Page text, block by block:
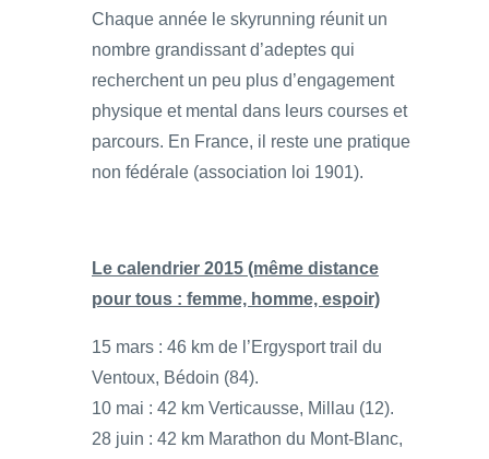
Chaque année le skyrunning réunit un
nombre grandissant d’adeptes qui
recherchent un peu plus d’engagement
physique et mental dans leurs courses et
parcours. En France, il reste une pratique
non fédérale (association loi 1901).
Le calendrier 2015 (même distance
pour tous : femme, homme, espoir)
15 mars : 46 km de l’Ergysport trail du
Ventoux, Bédoin (84).
10 mai : 42 km Verticausse, Millau (12).
28 juin : 42 km Marathon du Mont-Blanc,